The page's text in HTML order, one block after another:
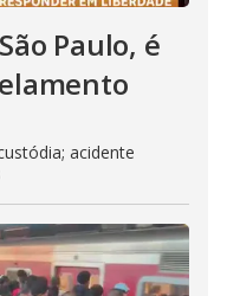
Paulo, é
acidente